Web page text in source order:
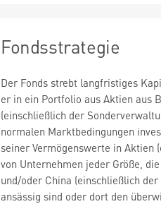
Fondsstrategie
Der Fonds strebt langfristiges
er in ein Portfolio aus Aktien aus
(einschließlich der
normalen Marktbedingungen
seiner Vermögenswerte in Aktien
von Unternehmen jeder Größe,
und/oder China (einschließlich
ansässig sind oder dort den